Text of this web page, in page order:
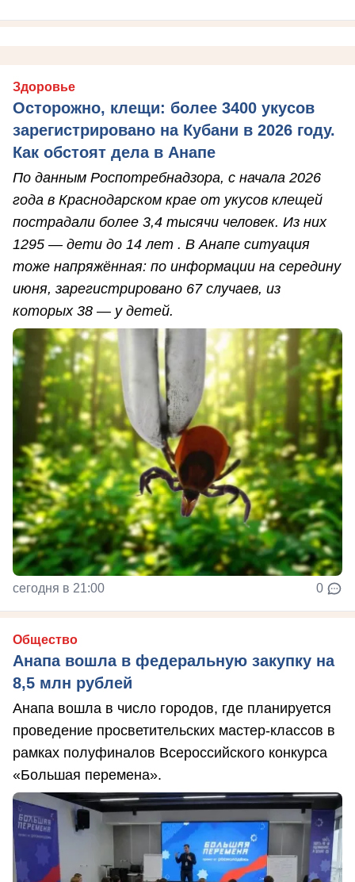
Здоровье
Осторожно, клещи: более 3400 укусов
зарегистрировано на Кубани в 2026 году.
Как обстоят дела в Анапе
По данным Роспотребнадзора, с начала 2026
года в Краснодарском крае от укусов клещей
пострадали более 3,4 тысячи человек. Из них
1295 — дети до 14 лет . В Анапе ситуация
тоже напряжённая: по информации на середину
июня, зарегистрировано 67 случаев, из
которых 38 — у детей.
сегодня в 21:00 0
Общество
Анапа вошла в федеральную закупку на
8,5 млн рублей
Анапа вошла в число городов, где планируется
проведение просветительских мастер-классов в
рамках полуфиналов Всероссийского конкурса
«Большая перемена».